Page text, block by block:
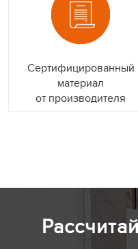
Сертифицированный
материал
от производителя